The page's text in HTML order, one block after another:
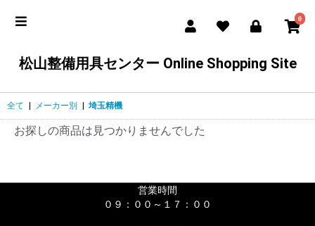
0
松山整備用具センター Online Shopping Site
全て メーカー別 埼玉精機
お探しの商品は見つかりませんでした
営業時間
０９：００～１７：００